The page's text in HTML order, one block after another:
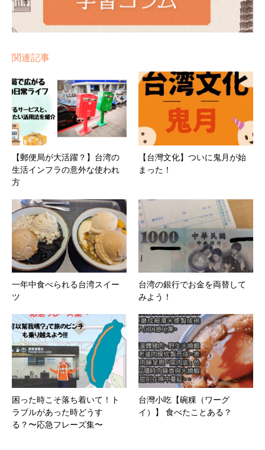
関連記事
【郵便局が大活躍？】台湾の
生活インフラの意外な使われ
方
【台灣文化】ついに鬼月が始
まった！
一年中食べられる台湾スイー
ツ
台湾の銀行でお金を両替して
みよう！
困った時こそ落ち着いて！ト
ラブルがあった時どうす
る？〜応急フレーズ集〜
台灣小吃【碗粿（ワーグ
イ）】 食べたことある？